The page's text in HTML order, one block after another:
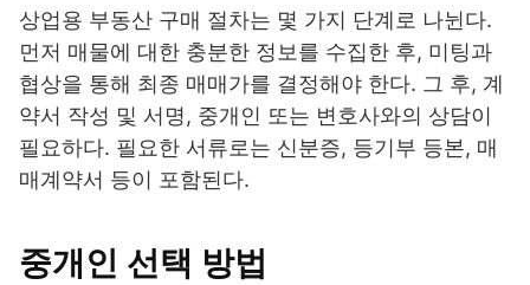
상업용 부동산 구매 절차는 몇 가지 단계로 나뉜다.
먼저 매물에 대한 충분한 정보를 수집한 후, 미팅과
협상을 통해 최종 매매가를 결정해야 한다. 그 후, 계
약서 작성 및 서명, 중개인 또는 변호사와의 상담이
필요하다. 필요한 서류로는 신분증, 등기부 등본, 매
매계약서 등이 포함된다.
중개인 선택 방법